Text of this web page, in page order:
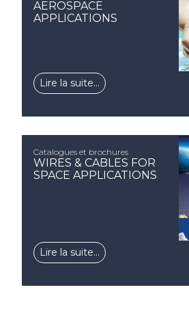
AEROSPACE
APPLICATIONS
Lire la suite…
Catalogues et brochures
WIRES & CABLES FOR
SPACE APPLICATIONS
Lire la suite…